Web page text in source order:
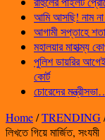
আমি আসছি! নাম না
আগামী সপ্তাহে
মহালয়ার মাহাত্ম্য
পুলিশ ডায়রির
কোর্ট
চোরেদের
Home/TRENDING
লিখতে গিয়ে মার্জিত, সংযমী